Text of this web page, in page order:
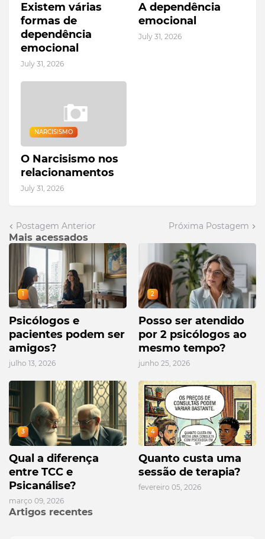
Existem várias
formas de
dependência
emocional
July 31, 2026
A dependência
emocional
July 31, 2026
NARCISISMO
O Narcisismo nos
relacionamentos
July 31, 2026
Postagem Anterior Próxima Postagem
Mais acessados
1
Psicólogos e
pacientes podem ser
amigos?
julho 13, 2026
2
Posso ser atendido
por 2 psicólogos ao
mesmo tempo?
junho 25, 2026
3
Qual a diferença
entre TCC e
Psicanálise?
março 09, 2026
4
Quanto custa uma
sessão de terapia?
fevereiro 05, 2026
Artigos recentes